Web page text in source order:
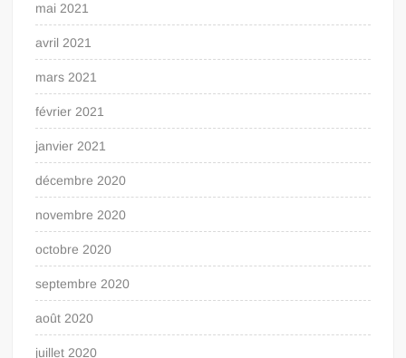
mai 2021
avril 2021
mars 2021
février 2021
janvier 2021
décembre 2020
novembre 2020
octobre 2020
septembre 2020
août 2020
juillet 2020